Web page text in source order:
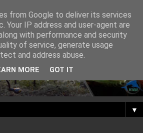
▼
from Google to deliver its services
Your IP address and user-agent are
with performance and security
of service, generate usage
and address abuse.
MORE GOT IT